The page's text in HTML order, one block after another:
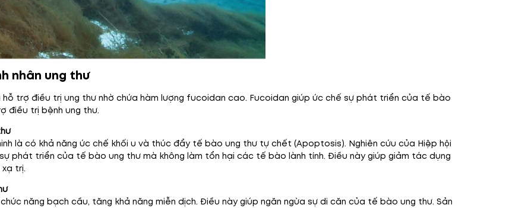
nhân ung thư
trợ điều trị ung thư nhờ chứa hàm lượng fucoidan cao. Fucoidan giúp ức chế sự phát triển của tế bào
điều trị bệnh ung thư.
là có khả năng ức chế khối u và thúc đẩy tế bào ung thư tự chết (Apoptosis). Nghiên cứu của Hiệp hội
phát triển của tế bào ung thư mà không làm tổn hại các tế bào lành tính. Điều này giúp giảm tác dụng
trị.
năng bạch cầu, tăng khả năng miễn dịch. Điều này giúp ngăn ngừa sự di căn của tế bào ung thư. Sản